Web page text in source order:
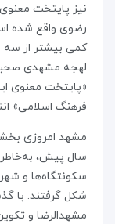
نیز پایتخت
کمی بیشتر از سه
فرهنگ اسلامی»
مشهد امروزی
سال پیش،
سکونتگاه‌ها و
شکل گرفتند. با
مشهدالرضا و